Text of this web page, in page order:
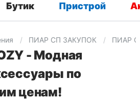
Бутик Пристрой
ПИАР СП ЗАКУПОК ПИАР
- Модная
по
ценам!